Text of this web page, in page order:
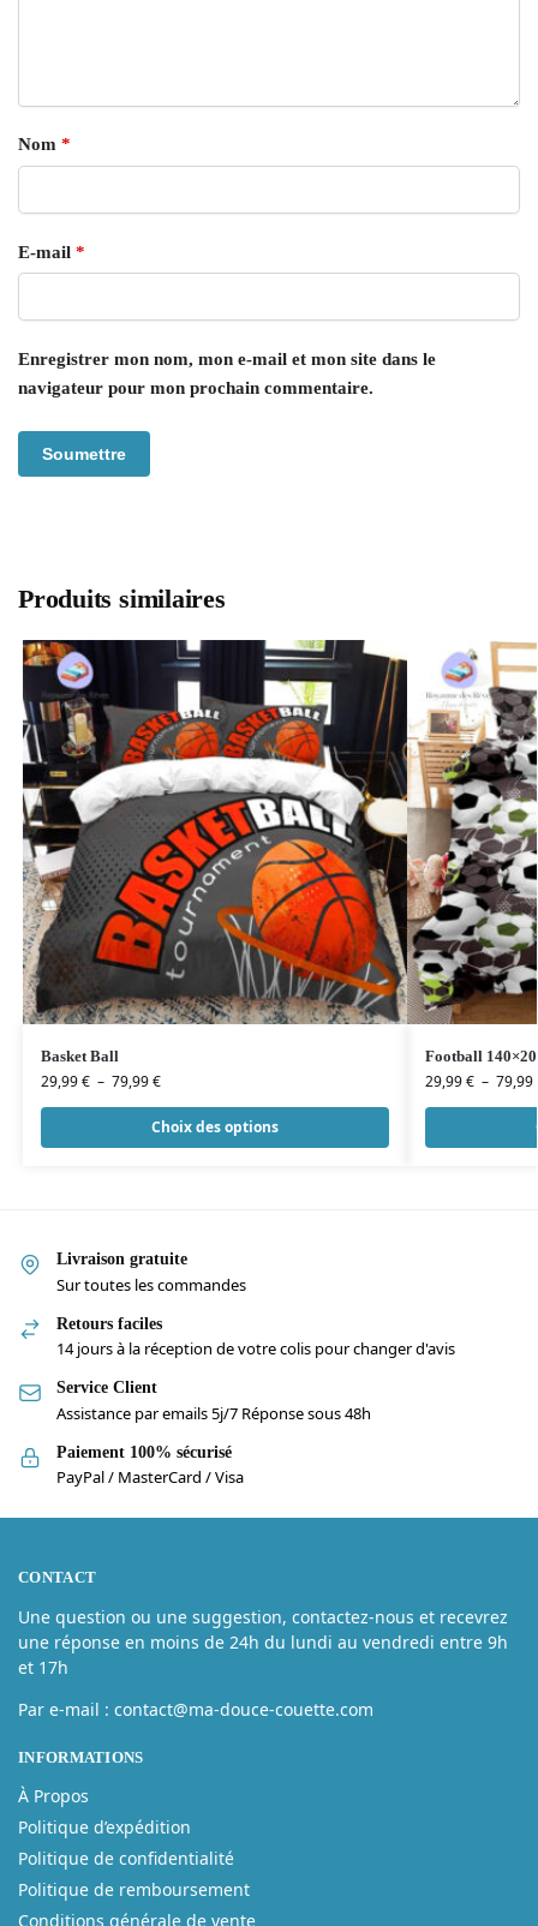
Nom *
E-mail *
Enregistrer mon nom, mon e-mail et mon site dans le
navigateur pour mon prochain commentaire.
Produits similaires
Basket Ball
29,99€ – 79,99€
Choix des options
Football
29,99€ – 79,99
Livraison gratuite
Sur toutes les commandes
Retours faciles
14 jours à la réception de votre colis pour changer d'avis
Service Client
Assistance par emails 5j/7 Réponse sous 48h
Paiement 100% sécurisé
PayPal / MasterCard / Visa
CONTACT
Une question ou une suggestion, contactez-nous et recevrez
une réponse en moins de 24h du lundi au vendredi entre 9h
et 17h
Par e-mail : contact@ma-douce-couette.com
INFORMATIONS
À Propos
Politique d’expédition
Politique de confidentialité
Politique de remboursement
Conditions générale de vente